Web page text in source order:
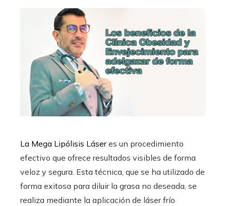
La Mega Lipólisis Láseres un procedimiento
efectivo que ofrece resultados visibles de forma
veloz y segura. Esta técnica, que se ha utilizado de
forma exitosa para diluir la grasa no deseada, se
realiza mediante la aplicación de láser frío